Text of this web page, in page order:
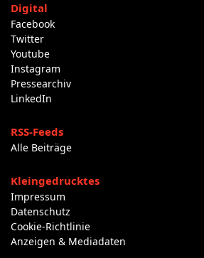
Digital
Facebook
Twitter
Youtube
Instagram
Pressearchiv
LinkedIn
RSS-Feeds
Alle Beiträge
Kleingedrucktes
Impressum
Datenschutz
Cookie-Richtlinie
Anzeigen & Mediadaten